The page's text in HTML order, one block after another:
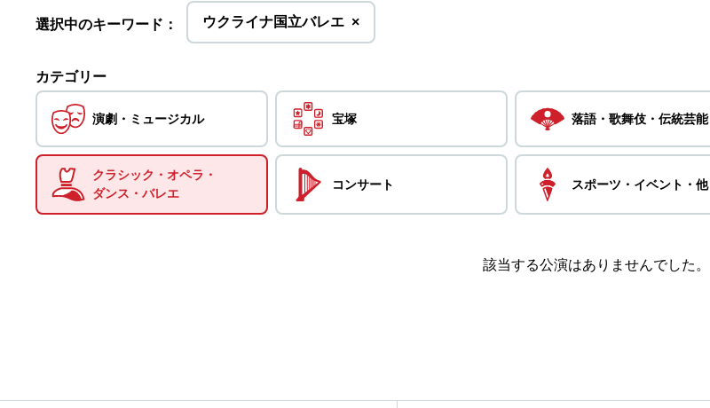
選択中のキーワード： ウクライナ国立バレエ を
削
×
カテゴリー
演劇・ ミュージカル 宝塚 落語・歌舞伎・伝統芸能
クラシック・ オペラ・
ダンス・ バレエ
コンサート スポーツ・ イベント・他
該当する公演はありませんでした。